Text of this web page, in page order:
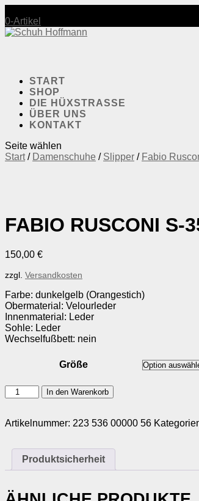
0-Artikel
START
SHOP
DIE HÜXSTRASSE
ÜBER UNS
KONTAKT
Seite wählen
Start/ Damenschuhe / Slipper / Fabio
FABIO RUSCONI S-
150,00 €
zzgl. Versandkosten
Farbe: dunkelgelb (Orangestich)
Obermaterial: Velourleder
Innenmaterial: Leder
Sohle: Leder
Wechselfußbett: nein
Größe
Fabio
Rusconi
3584
In den Warenkorb
Artikelnummer: 223 536 00000 56
Produktsicherheit